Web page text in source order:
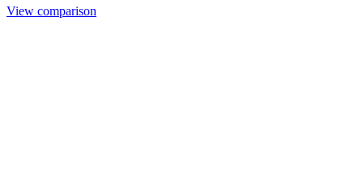
View comparison